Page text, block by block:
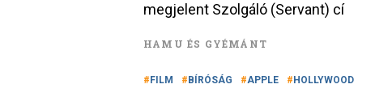
megjelent Szolgáló (Servant) cí
HAMU ÉS GYÉMÁNT
FILM BÍRÓSÁG APPLE HOLLYWOOD